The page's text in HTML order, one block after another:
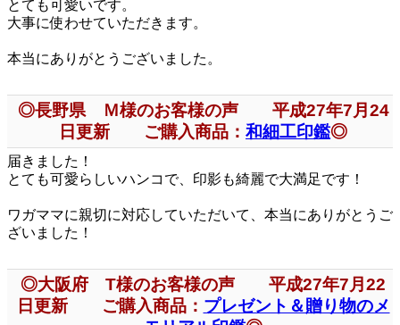
とても可愛いです。
大事に使わせていただきます。
本当にありがとうございました。
◎長野県 Ｍ様のお客様の声 平成27年7月24
日更新 ご購入商品： 和細工印鑑◎
届きました！
とても可愛らしいハンコで、印影も綺麗で大満足です！
ワガママに親切に対応していただいて、本当にありがとうご
ざいました！
◎大阪府 T様のお客様の声 平成27年7月22
日更新 ご購入商品： プレゼント＆贈り物のメ